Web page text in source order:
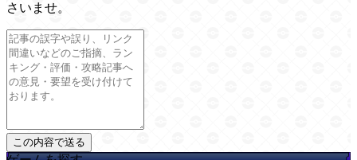
さいませ。